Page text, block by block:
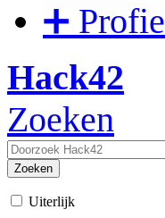
➕
Hack42
Zoeken
Zoeken
Uiterlijk